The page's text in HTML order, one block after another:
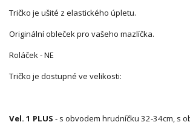
Tričko je ušité z elastického úpletu.
Originální obleček pro vašeho mazlíčka.
Roláček - NE
Tričko je dostupné ve velikosti:
Vel. 1 PLUS - s obvodem hrudníčku 32-34cm, s